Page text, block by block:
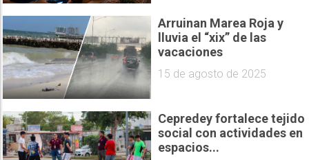
Arruinan Marea Roja y
lluvia el “xix” de las
vacaciones
15 de agosto de 2025
Cepredey fortalece tejido
social con actividades en
espacios...